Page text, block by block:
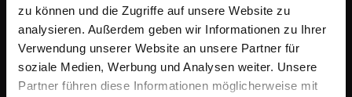
zu können und die Zugriffe auf unsere Website zu
analysieren. Außerdem geben wir Informationen zu Ihrer
Verwendung unserer Website an unsere Partner für
soziale Medien, Werbung und Analysen weiter. Unsere
Partner führen diese Informationen möglicherweise mit